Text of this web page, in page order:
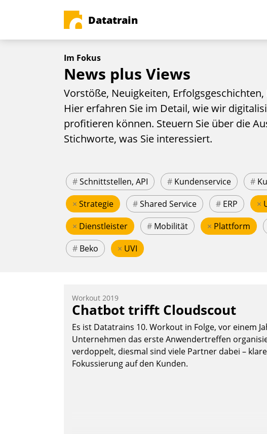
Datatrain
Im Fokus
News plus Views
Vorstöße, Neuigkeiten,
Hier erfahren Sie im Detail, wie wir
profitieren können. Steuern Sie über die
Stichworte, was Sie interessiert.
#Schnittstellen, API # Kundenservice #
× Strategie #Shared Service # ERP ×
× Dienstleister # Mobilität × Plattform
# Beko × UVI
Workout 2019
Chatbot trifft Cloudscout
Es ist Datatrains 10. Workout in Folge, vor einem
Unternehmen das erste Anwendertreffen
verdoppelt, diesmal sind viele Partner dabei –
Fokussierung auf den Kunden.